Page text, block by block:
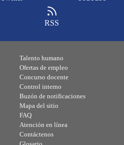
RSS
Talento humano
Ofertas de empleo
Concurso docente
Control interno
Buzón de notificaciones
Mapa del sitio
FAQ
Atención en línea
Contáctenos